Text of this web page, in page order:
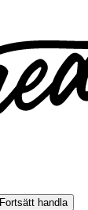
Fortsätt handla